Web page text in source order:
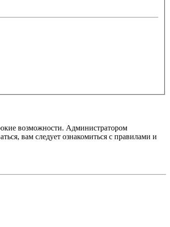
возможности. Администратором
вам следует ознакомиться с правилами и